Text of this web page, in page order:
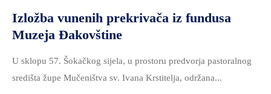
Izložba vunenih prekrivača iz fundusa
Muzeja Đakovštine
U sklopu 57. Šokačkog sijela, u prostoru predvorja pastoralnog
središta župe Mučeništva sv. Ivana Krstitelja, održana...